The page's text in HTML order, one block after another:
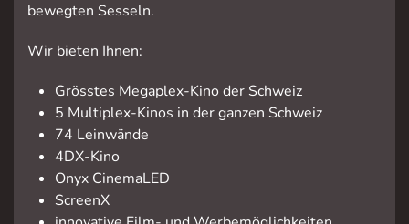
bewegten Sesseln.
Wir bieten Ihnen:
Grösstes Megaplex-Kino der Schweiz
5 Multiplex-Kinos in der ganzen Schweiz
74 Leinwände
4DX-Kino
Onyx CinemaLED
ScreenX